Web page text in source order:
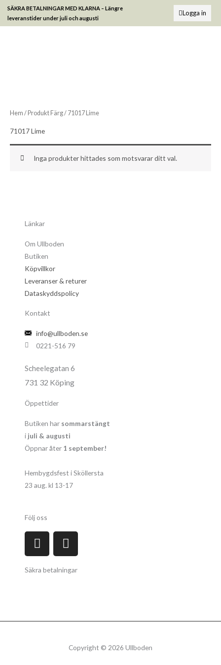
Hoppa
SÄKRA BETALNINGAR MED KLARNA – Längre
leveranstider under juli och augusti
Logga in
Hem / Produkt Färg / 71017 Lime
71017 Lime
Inga produkter hittades som motsvarar ditt val.
Länkar
Om Ullboden
Butiken
Köpvillkor
Leveranser & returer
Dataskyddspolicy
Kontakt
info@ullboden.se
0221-516 79
Scheelegatan 6
731 32 Köping
Öppettider
Butiken har sommarstängt
i juli & augusti
Öppnar åter 1 september!
Hembygdsfest i Sköllersta
23 aug. kl 13-17
Följ oss
F
a
e
k
I
n
t
a
Säkra betalningar
Copyright © 2026 Ullboden